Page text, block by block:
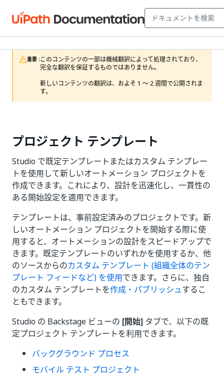
重要 :このコンテンツの一部は機械翻訳によって処理されており、
完全な翻訳を保証するものではありません。
新しいコンテンツの翻訳は、およそ 1 ～ 2 週間で公開されま
す。
プロジェクト テンプレート
Studio で既定テンプレートまたはカスタム テンプレー
トを使用して新しいオートメーション プロジェクトを
作成できます。これにより、設計を迅速化し、一貫性の
ある開始設定を適用できます。
テンプレートは、事前設定済みのプロジェクトです。新
しいオートメーション プロジェクトを開始する際に使
用すると、オートメーションの設計をスピードアップで
きます。既定テンプレートのいずれかを使用するか、他
のソースからのカスタム テンプレート (組織全体のテン
プレート フィードなど) を使用できます。さらに、独自
のカスタム テンプレートを作成・パブリッシュするこ
ともできます。
Studio の Backstage ビューの [開始] タブで、以下の既
定プロジェクト テンプレートを利用できます。
バックグラウンド プロセス
モバイル テスト プロジェクト